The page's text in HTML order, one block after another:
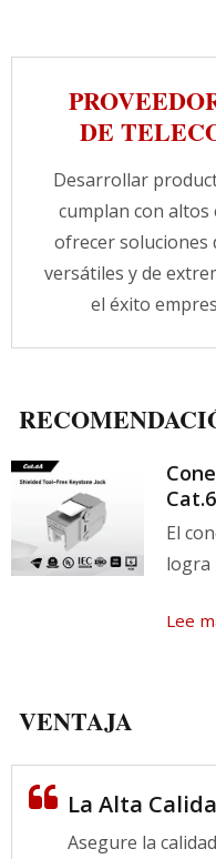
chapados en
cableado
diferentes
arbitraria, y
producto de
estándares
red.
completos,
especialistas
DE
Desarrollar
cumplan con altos
ofrecer soluciones
versátiles y de
el éxito
El
logra
Lee
VENTAJA
La Alta
Asegure la